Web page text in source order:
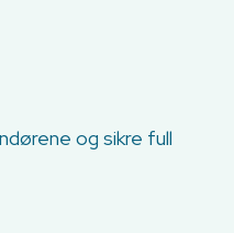
og sikre full